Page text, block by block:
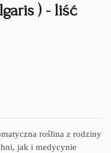
) - liść
roślina z rodziny
jak i medycynie